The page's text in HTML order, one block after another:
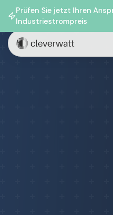
Prüfen Sie jetzt Ihren
Industriestrompreis